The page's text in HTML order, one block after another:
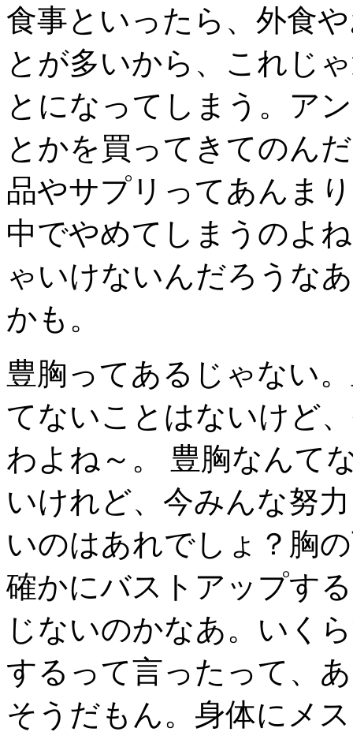
食事といったら、外食
とが多いから、これじ
とになってしまう。ア
とかを買ってきてのん
品やサプリってあんま
中でやめてしまうのよ
ゃいけないんだろうな
かも。
豊胸ってあるじゃない
てないことはないけど
わよね～。 豊胸なんて
いけれど、今みんな努
いのはあれでしょ？胸
確かにバストアップす
じないのかなあ。いく
するって言ったって、
そうだもん。身体にメ